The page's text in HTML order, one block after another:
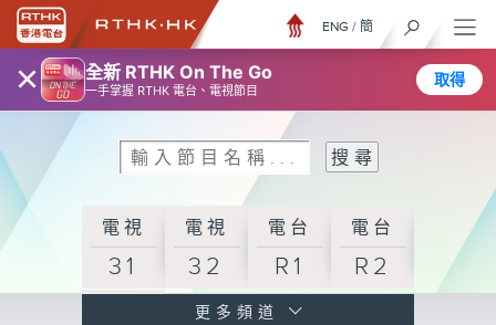
× 全新 RTHK On The Go
一手掌握 RTHK 電台、電視節目
取得
ENG / 簡
電視
31
電視
32
電台
R1
電台
R2
更多頻道